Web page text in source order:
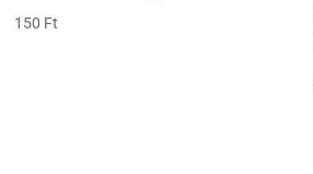
150 Ft